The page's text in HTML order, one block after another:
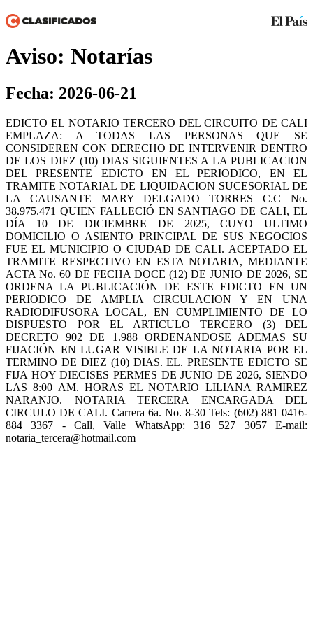
Aviso: Notarías
Fecha: 2026-06-21
EDICTO EL NOTARIO TERCERO DEL CIRCUITO DE CALI
EMPLAZA: A TODAS LAS PERSONAS QUE SE
CONSIDEREN CON DERECHO DE INTERVENIR DENTRO
DE LOS DIEZ (10) DIAS SIGUIENTES A LA PUBLICACION
DEL PRESENTE EDICTO EN EL PERIODICO, EN EL
TRAMITE NOTARIAL DE LIQUIDACION SUCESORIAL DE
LA CAUSANTE MARY DELGADO TORRES C.C No.
38.975.471 QUIEN FALLECIÓ EN SANTIAGO DE CALI, EL
DÍA 10 DE DICIEMBRE DE 2025, CUYO ULTIMO
DOMICILIO O ASIENTO PRINCIPAL DE SUS NEGOCIOS
FUE EL MUNICIPIO O CIUDAD DE CALI. ACEPTADO EL
TRAMITE RESPECTIVO EN ESTA NOTARIA, MEDIANTE
ACTA No. 60 DE FECHA DOCE (12) DE JUNIO DE 2026, SE
ORDENA LA PUBLICACIÓN DE ESTE EDICTO EN UN
PERIODICO DE AMPLIA CIRCULACION Y EN UNA
RADIODIFUSORA LOCAL, EN CUMPLIMIENTO DE LO
DISPUESTO POR EL ARTICULO TERCERO (3) DEL
DECRETO 902 DE 1.988 ORDENANDOSE ADEMAS SU
FIJACIÓN EN LUGAR VISIBLE DE LA NOTARIA POR EL
TERMINO DE DIEZ (10) DIAS. EL. PRESENTE EDICTO SE
FIJA HOY DIECISES PERMES DE JUNIO DE 2026, SIENDO
LAS 8:00 AM. HORAS EL NOTARIO LILIANA RAMIREZ
NARANJO. NOTARIA TERCERA ENCARGADA DEL
CIRCULO DE CALI. Carrera 6a. No. 8-30 Tels: (602) 881 0416-
884 3367 - Call, Valle WhatsApp: 316 527 3057 E-mail:
notaria_tercera@hotmail.com